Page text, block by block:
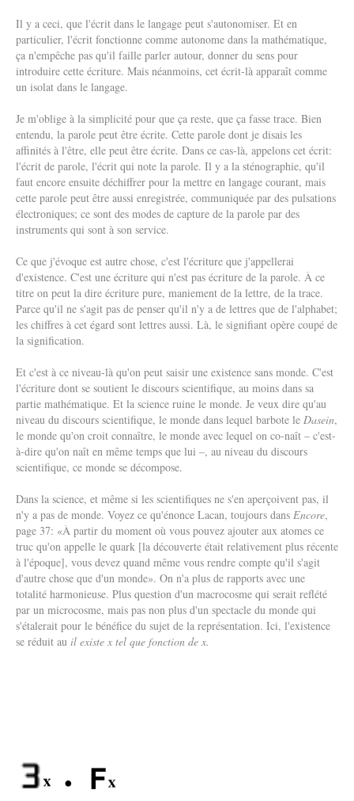
Il y a ceci, que l'écrit dans le langage peut s'autonomiser. Et en
particulier, l'écrit fonctionne comme autonome dans la mathématique,
ça n'empêche pas qu'il faille parler autour, donner du sens pour
introduire cette écriture. Mais néanmoins, cet écrit-là apparaît comme
un isolat dans le langage.
Je m'oblige à la simplicité pour que ça reste, que ça fasse trace. Bien
entendu, la parole peut être écrite. Cette parole dont je disais les
affinités à l'être, elle peut être écrite. Dans ce cas-là, appelons cet écrit:
l'écrit de parole, l'écrit qui note la parole. Il y a la sténographie, qu'il
faut encore ensuite déchiffrer pour la mettre en langage courant, mais
cette parole peut être aussi enregistrée, communiquée par des pulsations
électroniques; ce sont des modes de capture de la parole par des
instruments qui sont à son service.
Ce que j'évoque est autre chose, c'est l'écriture que j'appellerai
d'existence. C'est une écriture qui n'est pas écriture de la parole. À ce
titre on peut la dire écriture pure, maniement de la lettre, de la trace.
Parce qu'il ne s'agit pas de penser qu'il n'y a de lettres que de l'alphabet;
les chiffres à cet égard sont lettres aussi. Là, le signifiant opère coupé de
la signification.
Et c'est à ce niveau-là qu'on peut saisir une existence sans monde. C'est
l'écriture dont se soutient le discours scientifique, au moins dans sa
partie mathématique. Et la science ruine le monde. Je veux dire qu'au
niveau du discours scientifique, le monde dans lequel barbote le Dasein,
le monde qu'on croit connaître, le monde avec lequel on co-naît – c'est-
à-dire qu'on naît en même temps que lui –, au niveau du discours
scientifique, ce monde se décompose.
Dans la science, et même si les scientifiques ne s'en aperçoivent pas, il
n'y a pas de monde. Voyez ce qu'énonce Lacan, toujours dans Encore,
page 37: «À partir du moment où vous pouvez ajouter aux atomes ce
truc qu'on appelle le quark [la découverte était relativement plus récente
à l'époque], vous devez quand même vous rendre compte qu'il s'agit
d'autre chose que d'un monde». On n'a plus de rapports avec une
totalité harmonieuse. Plus question d'un macrocosme qui serait reflété
par un microcosme, mais pas non plus d'un spectacle du monde qui
s'étalerait pour le bénéfice du sujet de la représentation. Ici, l'existence
se réduit au il existe x tel que fonction de x.